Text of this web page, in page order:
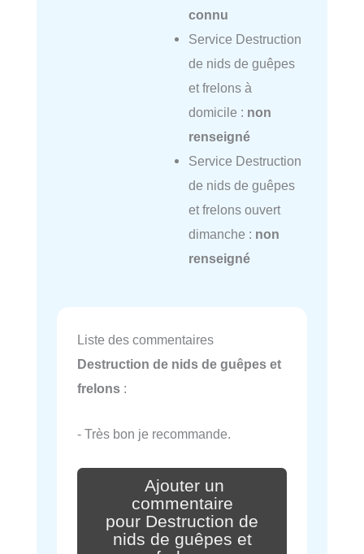
connu
Service Destruction
de nids de guêpes
et frelons à
domicile : non
renseigné
Service Destruction
de nids de guêpes
et frelons ouvert
dimanche : non
renseigné
Liste des commentaires
Destruction de nids de guêpes et
frelons :
- Très bon je recommande.
Ajouter un
commentaire
pour Destruction de
nids de guêpes et